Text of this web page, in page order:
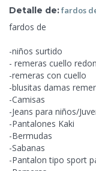
Detalle de:fardos
fardos de
-niños surtido
- remeras cuello
-remeras con cuello
-blusitas damas
-Camisas
-Jeans para niños/
-Pantalones Kaki
-Bermudas
-Sabanas
-Pantalon tipo sport